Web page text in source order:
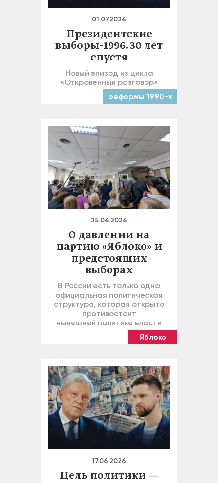
01.07.2026
Президентские
выборы-1996. 30 лет
спустя
Новый эпизод из цикла
«Откровенный разговор»
реформы 1990-х
25.06.2026
О давлении на
партию «Яблоко» и
предстоящих
выборах
В России есть только одна
официальная политическая
структура, которая открыто
противостоит
нынешней политике власти
Яблоко
17.06.2026
Цель политики —